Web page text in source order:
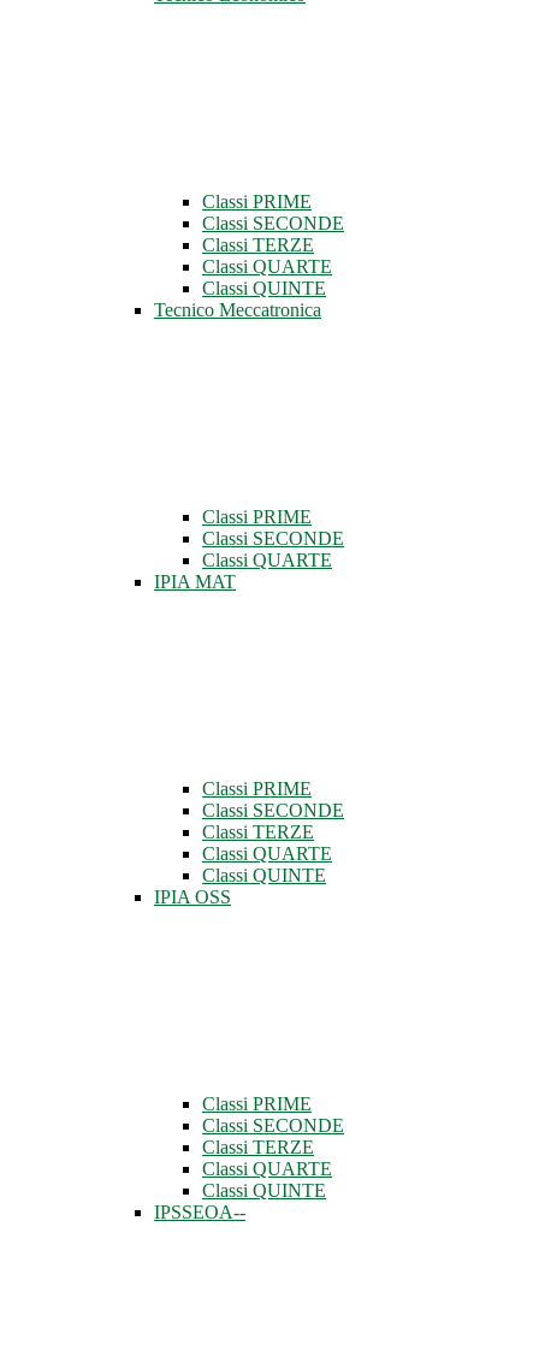
Classi PRIME
Classi SECONDE
Classi TERZE
Classi QUARTE
Classi QUINTE
Tecnico Meccatronica
Classi PRIME
Classi SECONDE
Classi QUARTE
IPIA MAT
Classi PRIME
Classi SECONDE
Classi TERZE
Classi QUARTE
Classi QUINTE
IPIA OSS
Classi PRIME
Classi SECONDE
Classi TERZE
Classi QUARTE
Classi QUINTE
IPSSEOA--